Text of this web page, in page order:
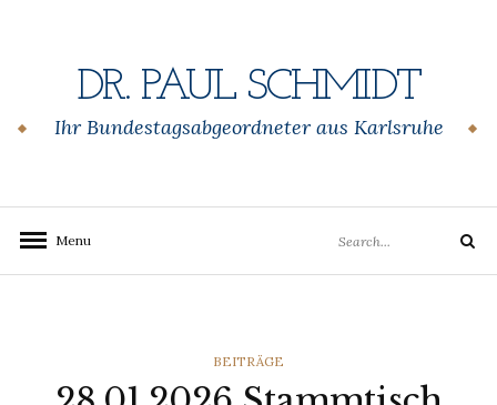
DR. PAUL SCHMIDT
Ihr Bundestagsabgeordneter aus Karlsruhe
Menu
for:
Search
CATEGORIES
BEITRÄGE